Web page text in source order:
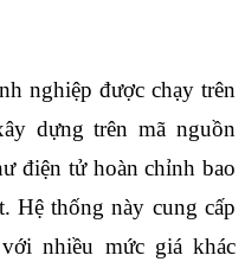
nghiệp được chạy trên
dựng trên mã nguồn
điện tử hoàn chỉnh bao
Hệ thống này cung cấp
nhiều mức giá khác